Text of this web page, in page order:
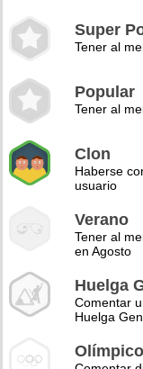
Super
Tener al
Popular
Tener al
Clon
Haberse
usuario
Verano
Tener al
en Agosto
Huelga
Comentar
Huelga
Olímpico